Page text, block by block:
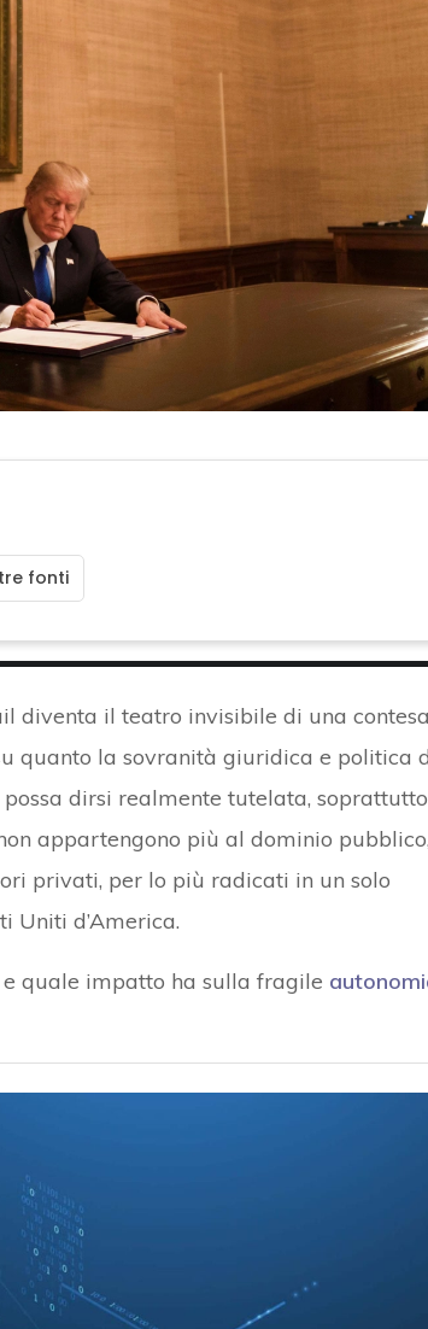
fonti
diventa il teatro invisibile di una contesa
quanto la sovranità giuridica e politica
dirsi realmente tutelata,
appartengono più al dominio
privati, per lo più radicati in un solo
Uniti d’America.
quale impatto ha sulla fragile